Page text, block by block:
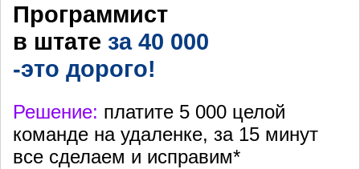
Программист
в штате за 40 000
-это дорого!
Решение: платите 5 000 целой
команде на удаленке, за 15 минут
все сделаем и исправим*